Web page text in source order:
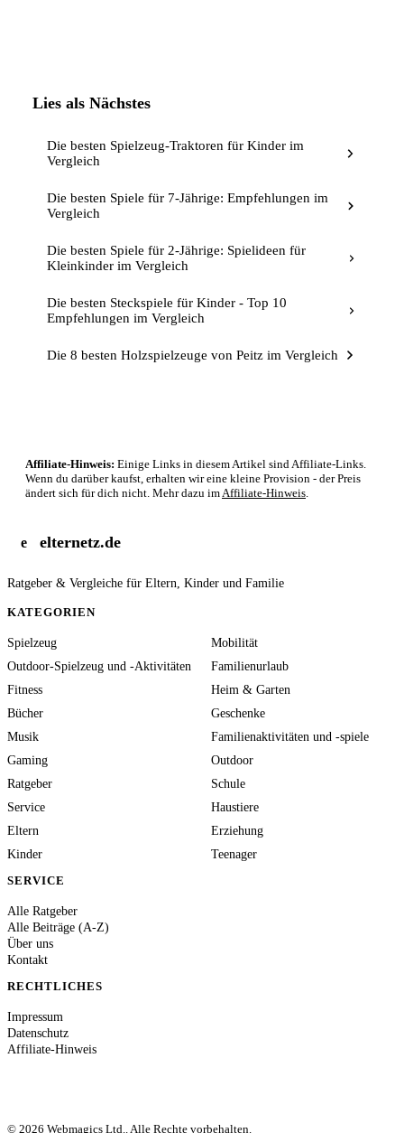
Lies als Nächstes
Die besten Spielzeug-Traktoren für Kinder im
Vergleich
Die besten Spiele für 7-Jährige: Empfehlungen im
Vergleich
Die besten Spiele für 2-Jährige: Spielideen für
Kleinkinder im Vergleich
Die besten Steckspiele für Kinder - Top 10
Empfehlungen im Vergleich
Die 8 besten Holzspielzeuge von Peitz im Vergleich
Affiliate-Hinweis: Einige Links in diesem Artikel sind Affiliate-Links.
Wenn du darüber kaufst, erhalten wir eine kleine Provision - der Preis
ändert sich für dich nicht. Mehr dazu im Affiliate-Hinweis
e elternetz.de
Ratgeber & Vergleiche für Eltern, Kinder und Familie
KATEGORIEN
Spielzeug
Mobilität
Outdoor-Spielzeug und -Aktivitäten
Familienurlaub
Fitness
Heim & Garten
Bücher
Geschenke
Musik
Familienaktivitäten und -spiele
Gaming
Outdoor
Ratgeber
Schule
Service
Haustiere
Eltern
Erziehung
Kinder
Teenager
SERVICE
Alle Ratgeber
Alle Beiträge (A-Z)
Über uns
Kontakt
RECHTLICHES
Impressum
Datenschutz
Affiliate-Hinweis
© 2026 Webmagics Ltd.. Alle Rechte vorbehalten.